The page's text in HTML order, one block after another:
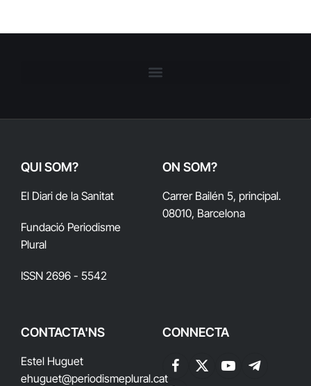
QUI SOM?
El Diari de la Sanitat
Fundació Periodisme
Plural
ISSN 2696 - 5542
ON SOM?
Carrer Bailén 5, principal.
08010, Barcelona
CONTACTA'NS
Estel Huguet
ehuguet@periodismeplural.cat
CONNECTA
Facebook
X
YouTubeTelegram